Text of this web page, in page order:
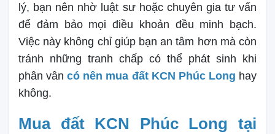
lý, bạn nên nhờ luật sư hoặc chuyên gia tư vấn
để đảm bảo mọi điều khoản đều minh bạch.
Việc này không chỉ giúp bạn an tâm hơn mà còn
tránh những tranh chấp có thể phát sinh khi
phân vâncó nên mua đất KCN Phúc Long hay
không.
Mua đất KCN Phúc Long tại